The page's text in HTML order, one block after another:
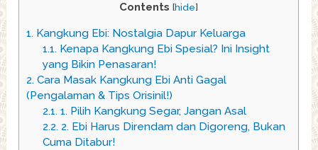
Contents [hide]
1. Kangkung Ebi: Nostalgia Dapur Keluarga
1.1.Kenapa Kangkung Ebi Spesial? Ini Insight
yang Bikin Penasaran!
2. Cara Masak Kangkung Ebi Anti Gagal
(Pengalaman & Tips Orisinil!)
2.1.1. Pilih Kangkung Segar, Jangan Asal
2.2.2. Ebi Harus Direndam dan Digoreng, Bukan
Cuma Ditabur!